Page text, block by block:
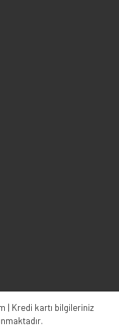
Kredi kartı bilgileriniz